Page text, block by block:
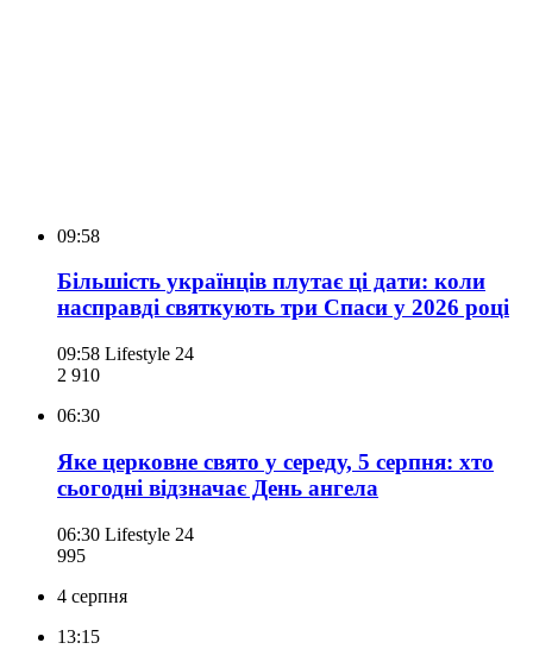
09:58
Більшість українців плутає ці дати: коли
насправді святкують три Спаси у 2026 році
09:58 Lifestyle 24
2 910
06:30
Яке церковне свято у середу, 5 серпня: хто
сьогодні відзначає День ангела
06:30 Lifestyle 24
995
4 серпня
13:15